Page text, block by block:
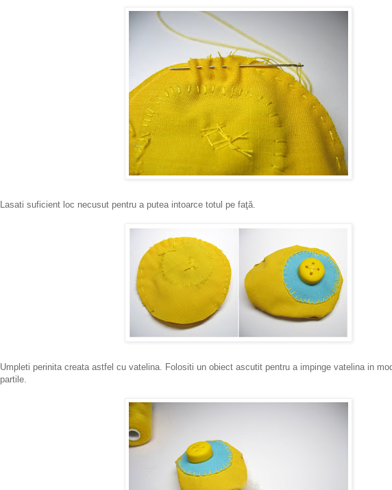
Lasati suficient loc necusut pentru a putea intoarce totul pe faţă.
Umpleti perinita creata astfel cu vatelina. Folositi un obiect ascutit pentru a impinge vatelina in
partile.